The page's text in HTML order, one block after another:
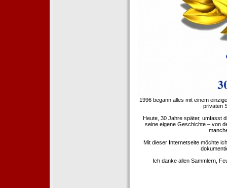
1996 begann alles mit einem
privaten
Heute, 30 Jahre später, umfasst
seine eigene Geschichte – von
Mit dieser Internetseite möchte
Ich danke allen Sammlern,